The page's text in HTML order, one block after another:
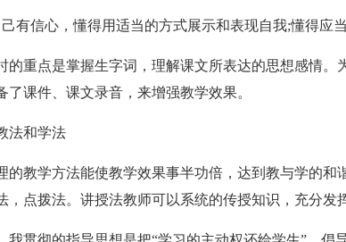
有信心，懂得用适当的方式展示和表现自我;懂得应
的重点是掌握生字词，理解课文所表达的思想感情。
了课件、课文录音，来增强教学效果。
法和学法
的教学方法能使教学效果事半功倍，达到教与学的和
，点拨法。讲授法教师可以系统的传授知识，充分发